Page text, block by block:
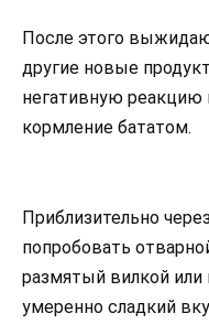
После этого
другие новые
негативную реакцию
кормление бататом.
Приблизительно
попробовать
размятый вилкой или
умеренно сладкий